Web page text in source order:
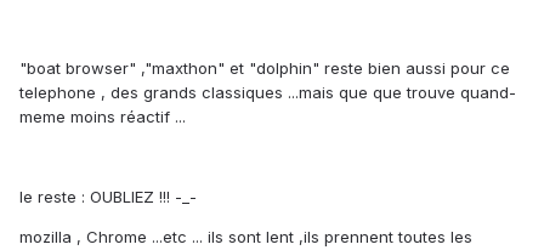
"boat browser" ,"maxthon" et "dolphin" reste bien aussi pour ce
telephone , des grands classiques ...mais que que trouve quand-
meme moins réactif ...
le reste : OUBLIEZ !!! -_-
mozilla , Chrome ...etc ... ils sont lent ,ils prennent toutes les